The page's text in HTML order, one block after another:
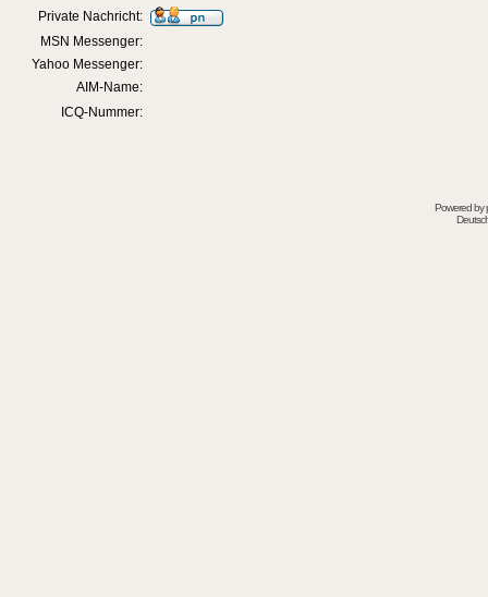
Private Nachricht:
MSN Messenger:
Yahoo Messenger:
AIM-Name:
ICQ-Nummer:
Powered by